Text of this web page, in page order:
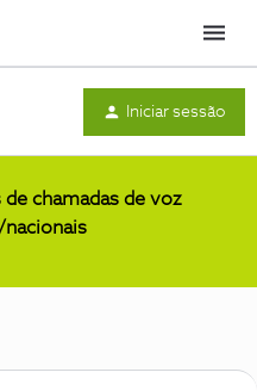
Menu
Iniciar sessão
chamadas de voz